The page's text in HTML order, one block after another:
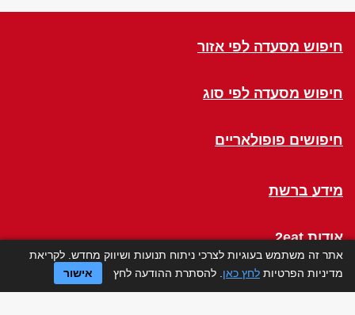
חיפוש מסעדה לפי אזור
חיפוש מסעדה לפי סוג
חיפושים פופולאריים
מידע ברשת
אודות 2eat
Click a Table
אתר זה משתמש בעוגיות לצרכי ניתוח תנועות ושיווק מחדש. לקריאת
מדיניות הפרטיות לחץ כאן . להסתרת ההודעה לחץ אישור